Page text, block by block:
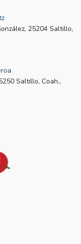
25204 Saltillo,
Saltillo, Coah.,